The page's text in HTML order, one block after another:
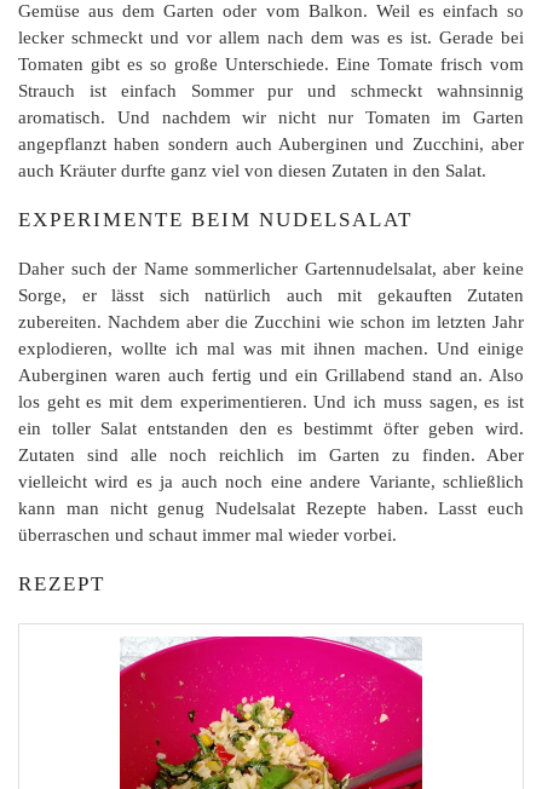
Gemüse aus dem Garten oder vom Balkon. Weil es einfach so
lecker schmeckt und vor allem nach dem was es ist. Gerade bei
Tomaten gibt es so große Unterschiede. Eine Tomate frisch vom
Strauch ist einfach Sommer pur und schmeckt wahnsinnig
aromatisch. Und nachdem wir nicht nur Tomaten im Garten
angepflanzt haben sondern auch Auberginen und Zucchini, aber
auch Kräuter durfte ganz viel von diesen Zutaten in den Salat.
EXPERIMENTE BEIM NUDELSALAT
Daher such der Name sommerlicher Gartennudelsalat, aber keine
Sorge, er lässt sich natürlich auch mit gekauften Zutaten
zubereiten. Nachdem aber die Zucchini wie schon im letzten Jahr
explodieren, wollte ich mal was mit ihnen machen. Und einige
Auberginen waren auch fertig und ein Grillabend stand an. Also
los geht es mit dem experimentieren. Und ich muss sagen, es ist
ein toller Salat entstanden den es bestimmt öfter geben wird.
Zutaten sind alle noch reichlich im Garten zu finden. Aber
vielleicht wird es ja auch noch eine andere Variante, schließlich
kann man nicht genug Nudelsalat Rezepte haben. Lasst euch
überraschen und schaut immer mal wieder vorbei.
REZEPT